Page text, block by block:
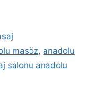
masöz, anadolu
salonu anadolu